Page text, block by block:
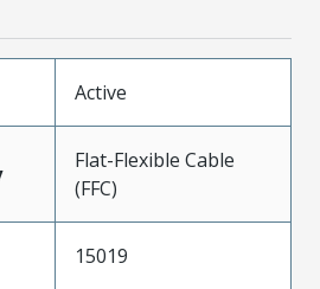
Active
Flat-Flexible Cable
(FFC)
15019